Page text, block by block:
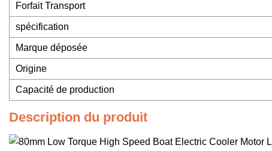
Forfait Transport
spécification
Marque déposée
Origine
Capacité de production
Description du produit